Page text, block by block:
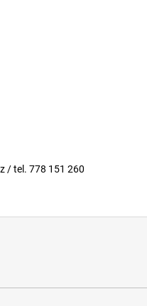
/ tel. 778 151 260